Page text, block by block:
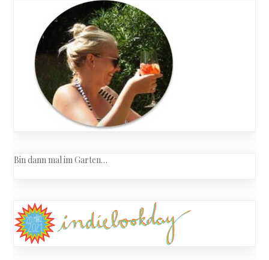
Bin dann mal im Garten…